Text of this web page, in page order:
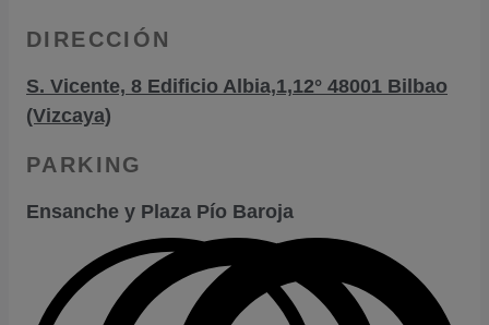
DIRECCIÓN
S. Vicente, 8 Edificio Albia,1,12° 48001 Bilbao
(Vizcaya)
PARKING
Ensanche y Plaza Pío Baroja